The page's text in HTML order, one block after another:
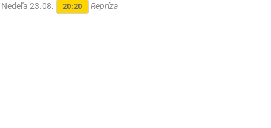
Nedeľa 23.08. 20:20 Repríza